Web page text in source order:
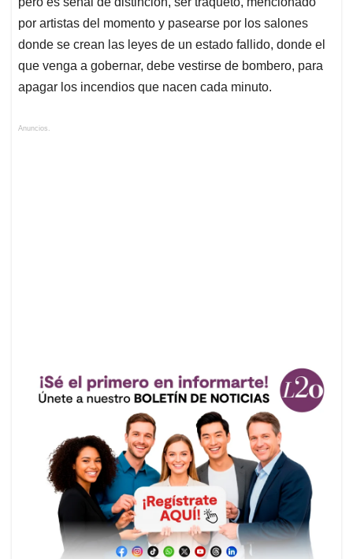
por artistas del momento y pasearse por los salones
donde se crean las leyes de un estado fallido, donde el
que venga a gobernar, debe vestirse de bombero, para
apagar los incendios que nacen cada minuto.
Anuncios.